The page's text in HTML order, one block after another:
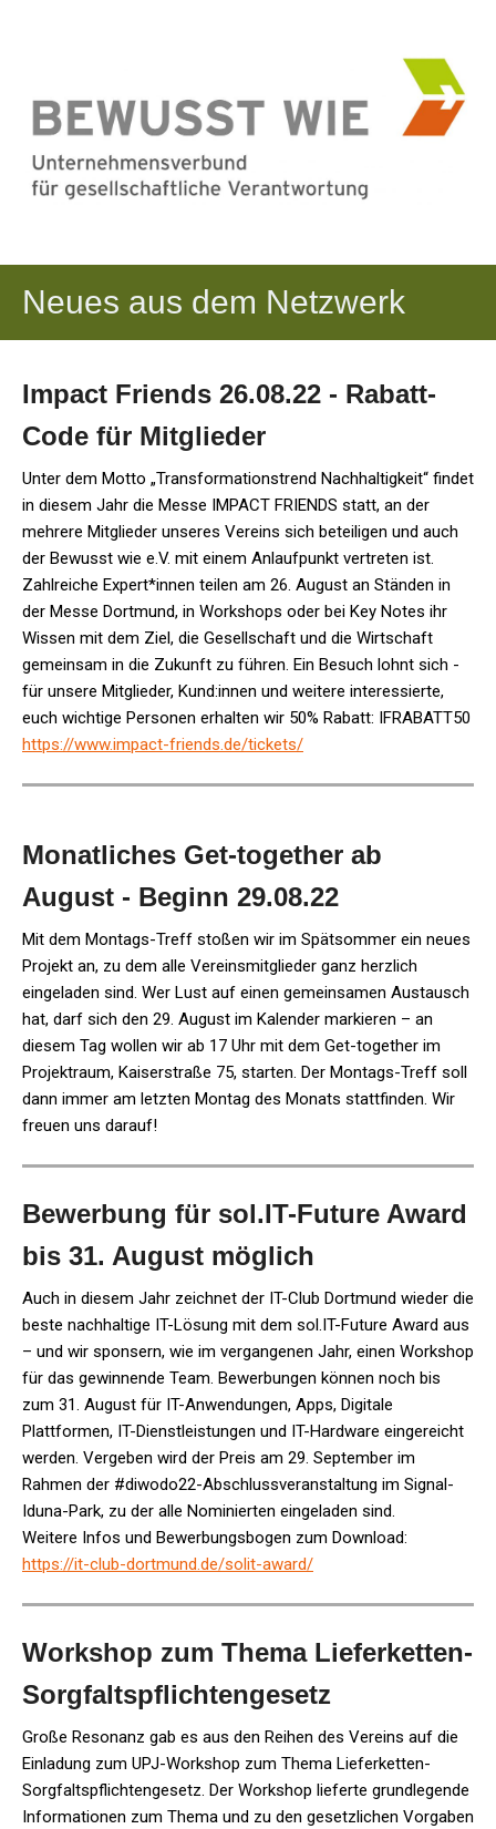
Neues aus dem Netzwerk
Impact Friends 26.08.22 - Rabatt-
Code für Mitglieder
Unter dem Motto „Transformationstrend Nachhaltigkeit“ findet
in diesem Jahr die Messe IMPACT FRIENDS statt, an der
mehrere Mitglieder unseres Vereins sich beteiligen und auch
der Bewusst wie e.V. mit einem Anlaufpunkt vertreten ist.
Zahlreiche Expert*innen teilen am 26. August an Ständen in
der Messe Dortmund, in Workshops oder bei Key Notes ihr
Wissen mit dem Ziel, die Gesellschaft und die Wirtschaft
gemeinsam in die Zukunft zu führen. Ein Besuch lohnt sich -
für unsere Mitglieder, Kund:innen und weitere interessierte,
euch wichtige Personen erhalten wir 50% Rabatt: IFRABATT50
https://www.impact-friends.de/tickets/
Monatliches Get-together ab
August - Beginn 29.08.22
Mit dem Montags-Treff stoßen wir im Spätsommer ein neues
Projekt an, zu dem alle Vereinsmitglieder ganz herzlich
eingeladen sind. Wer Lust auf einen gemeinsamen Austausch
hat, darf sich den 29. August im Kalender markieren – an
diesem Tag wollen wir ab 17 Uhr mit dem Get-together im
Projektraum, Kaiserstraße 75, starten. Der Montags-Treff soll
dann immer am letzten Montag des Monats stattfinden. Wir
freuen uns darauf!
Bewerbung für sol.IT-Future Award
bis 31. August möglich
Auch in diesem Jahr zeichnet der IT-Club Dortmund wieder die
beste nachhaltige IT-Lösung mit dem sol.IT-Future Award aus
– und wir sponsern, wie im vergangenen Jahr, einen Workshop
für das gewinnende Team. Bewerbungen können noch bis
zum 31. August für IT-Anwendungen, Apps, Digitale
Plattformen, IT-Dienstleistungen und IT-Hardware eingereicht
werden. Vergeben wird der Preis am 29. September im
Rahmen der #diwodo22-Abschlussveranstaltung im Signal-
Iduna-Park, zu der alle Nominierten eingeladen sind.
Weitere Infos und Bewerbungsbogen zum Download:
https://it-club-dortmund.de/solit-award/
Workshop zum Thema Lieferketten-
Sorgfaltspflichtengesetz
Große Resonanz gab es aus den Reihen des Vereins auf die
Einladung zum UPJ-Workshop zum Thema Lieferketten-
Sorgfaltspflichtengesetz. Der Workshop lieferte grundlegende
Informationen zum Thema und zu den gesetzlichen Vorgaben